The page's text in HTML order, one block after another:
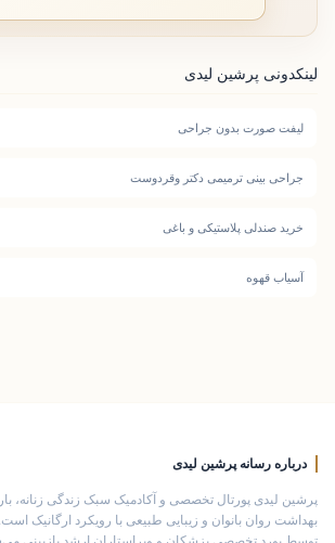
لینکدونی پرشین لیدی
لیفت صورت بدون جراحی
جراحی بینی ترمیمی دکتر وقردوست
خرید صندلی پلاستیکی و باغی
آسیاب قهوه
درباره رسانه پرشین لیدی
پرشین لیدی پورتال تخصصی و آکادمیک سبک زندگی زنانه،
بهداشت روان بانوان و زیبایی طبیعی با رویکرد ارگانیک